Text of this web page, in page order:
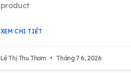
product
XEM CHI TIẾT
Lê Thị Thu Thơm Tháng 7 6, 2026